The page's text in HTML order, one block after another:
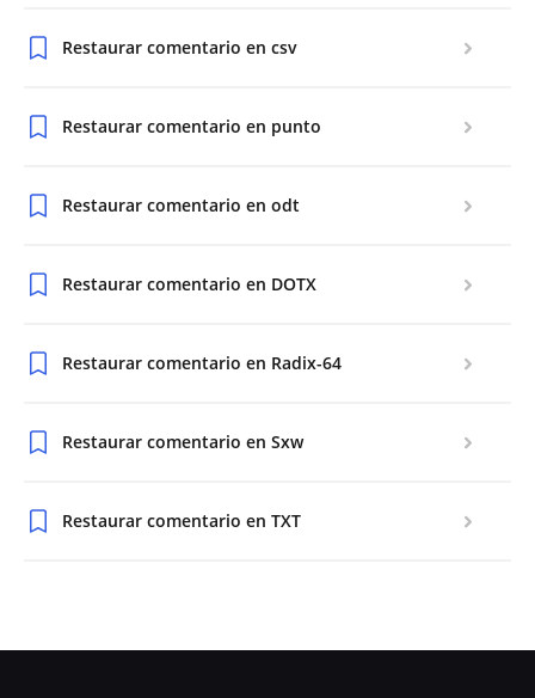
Restaurar comentario en csv
Restaurar comentario en punto
Restaurar comentario en odt
Restaurar comentario en DOTX
Restaurar comentario en Radix-64
Restaurar comentario en Sxw
Restaurar comentario en TXT